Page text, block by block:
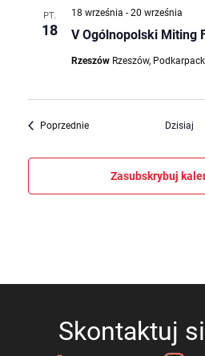
PT.
18 V Ogólnopolski Miting
18 września - 20 września
Rzeszów Rzeszów,
PoprzednieWydarzenia Dzisiaj
Zasubskrybuj
Skontaktuj